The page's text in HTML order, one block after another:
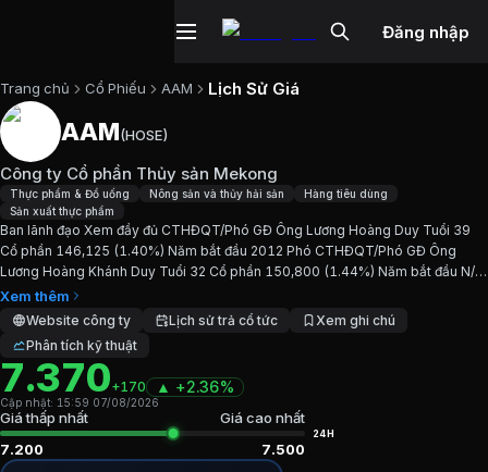
Đăng nhập
Trang chủ Cổ Phiếu AAM Lịch Sử Giá
Cổ phiếuAAM
Cập nhật: 7/8/2026.
Ngành:Thực phẩm & Đồ uống, Nông sản và thủy hải sản,
Giới thiệu
Ban lãnh đạo Xem đầy đủ CTHĐQT/Phó GĐ Ông Lương
Chỉ số tài chínhAAM
Giá hiện tại: 7370VND
AAM(HOSE)
Công ty Cổ phần Thủy sản Mekong
Thực phẩm & Đồ uống Nông sản và thủy hải sản
Hàng tiêu dùng
Sản xuất thực phẩm
Ban lãnh đạo Xem đầy đủ CTHĐQT/Phó GĐ Ông Lương Hoàng Duy Tuổi 39
Cổ phần 146,125 (1.40%) Năm bắt đầu 2012 Phó CTHĐQT/Phó GĐ Ông
Lương Hoàng Khánh Duy Tuổi 32 Cổ phần 150,800 (1.44%) Năm bắt đầu N/A
TVHĐQT Ông Lê Việt Thắng Tuổi N/A Cổ phần (-) Năm bắt đầu...
Xem thêm
Website công ty Lịch sử trả cổ tức
Xem ghi chú
Phân tích kỹ thuật
7.370+170 ▲ +2.36%
Cập nhật: 15:59 07/08/2026
Giá thấp nhất
Giá cao nhất
7.200
7.500
24H